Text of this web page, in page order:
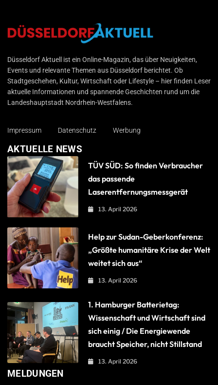
Düsseldorf Aktuell
Düsseldorf Aktuell ist ein Online-Magazin, das über Neuigkeiten,
Events und relevante Themen aus Düsseldorf berichtet. Ob
Stadtgeschehen, Kultur, Wirtschaft oder Lifestyle – hier finden Leser
aktuelle Informationen und spannende Geschichten rund um die
Landeshauptstadt Nordrhein-Westfalens.
Impressum Datenschutz Werbung
AKTUELLE NEWS
TÜV SÜD: So finden Verbraucher
das passende
Laserentfernungsmessgerät
13. April 2026
Help zur Sudan-Geberkonferenz:
„Größte humanitäre Krise der Welt
weitet sich aus“
13. April 2026
1. Hamburger Batterietag:
Wissenschaft und Wirtschaft sind
sich einig / Die Energiewende
braucht Speicher, nicht Stillstand
13. April 2026
MELDUNGEN